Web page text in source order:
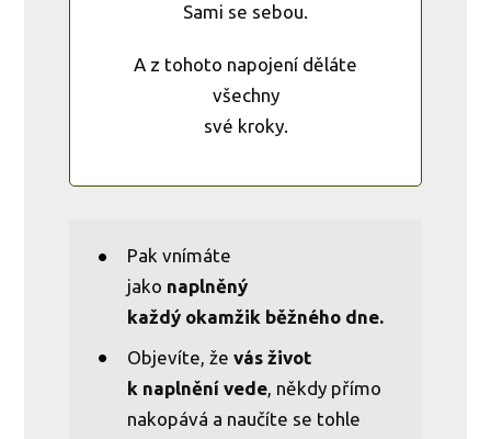
Sami se sebou.
A z tohoto napojení děláte
všechny
své kroky.
Pak vnímáte
jako naplněný
každý okamžik běžného dne.
Objevíte, ževás život
k naplnění vede , někdy přímo
nakopává a naučíte se tohle